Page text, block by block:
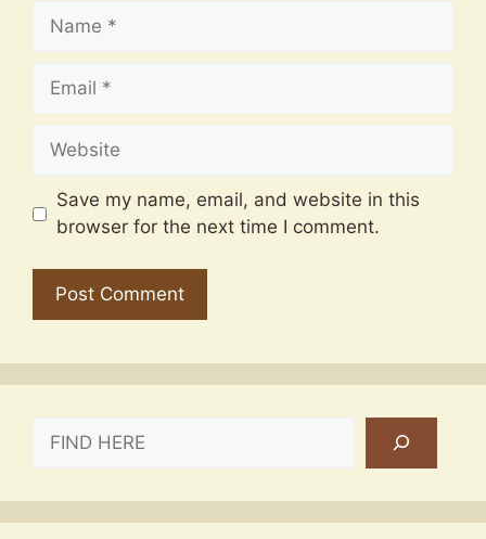
Name
Email
Website
Save my name, email, and website in this
browser for the next time I comment.